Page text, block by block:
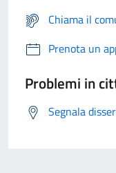
Chiama il
Prenota un
Problemi in
Segnala